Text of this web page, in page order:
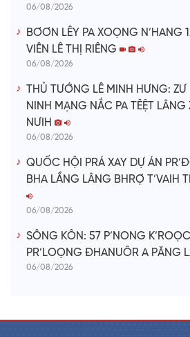
06/08/2026
BƠƠN LÊY PA XOỌNG N’HANG
VIÊN LÊ THỊ RIÊNG
06/08/2026
THỦ TƯỚNG LÊ MINH HƯNG: ZƯ
NINH MẠNG NẮC PA TÊỆT
NƯIH
06/08/2026
QUỐC HỘI PRÁ XAY DỰ ÁN
BHA LẦNG LÂNG BHRỢ T’VAIH
06/08/2026
SÔNG KÔN: 57 P’NONG
PR’LOỌNG ĐHANUÔR A PĂNG
06/08/2026